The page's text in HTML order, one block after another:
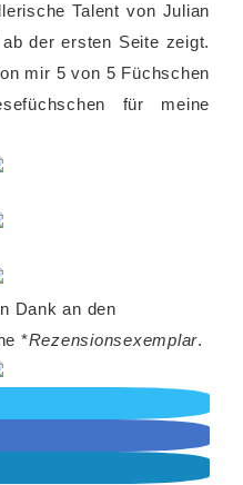
Talent von Julian
der ersten Seite zeigt.
mir 5 von 5 Füchschen
für meine
Dank an den
*Rezensionsexemplar.